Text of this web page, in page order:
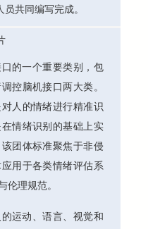
共同编写完成。
的一个重要类别，包
控脑机接口两大类。
人的情绪进行精准识
情绪识别的基础上实
团体标准聚焦于非侵
用于各类情绪评估系
伦理规范。
运动、语言、视觉和